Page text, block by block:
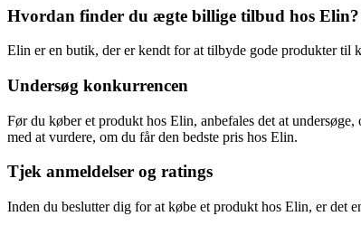
Hvordan finder du ægte billige tilbud hos Elin?
Elin er en butik, der er kendt for at tilbyde gode produkter
Undersøg konkurrencen
Før du køber et produkt hos Elin, anbefales det at
med at vurdere, om du får den bedste pris hos Elin.
Tjek anmeldelser og ratings
Inden du beslutter dig for at købe et produkt hos Elin, er det